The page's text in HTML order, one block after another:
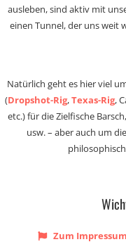
ausleben, sind aktiv mit
einen Tunnel, der uns weit
Natürlich geht es hier viel
(Dropshot-Rig,Texas-Rig,
etc.) für die Zielfische
usw. – aber auch um
Zum Impressum